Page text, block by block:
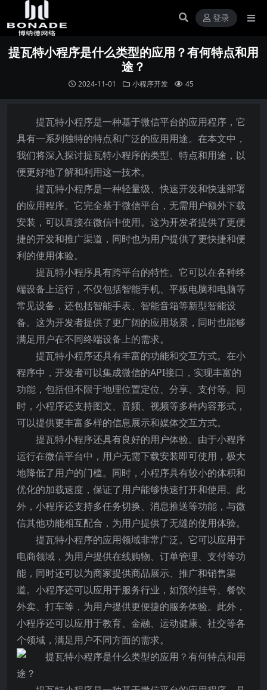
登录
提瓦特小程序是什么类型的应用？有何特点和用
途？
2024-11-01 小程序开发 45
提瓦特小程序是一种基于微信平台的应用程序，它
具有一系列独特的特点和广泛的应用用途。在本文中，
我们将深入探讨提瓦特小程序的类型、特点和用途，以
便更好地了解和利用这一技术。
提瓦特小程序是一种轻量级、快速开发和快速部署
的应用程序。它完全基于微信平台，无需用户额外下载
安装，可以直接在微信中使用。这为开发者提供了更便
捷的开发和推广渠道，同时也为用户提供了更快捷和便
利的使用体验。
提瓦特小程序具有跨平台的特性。它可以在各种终
端设备上运行，不仅包括智能手机、平板电脑和电脑等
常见设备，还包括智能手表、智能音箱等新型智能设
备。这为开发者提供了更广阔的应用场景，同时也能够
满足用户在不同终端设备上的需求。
提瓦特小程序还具有丰富的功能和交互方式。在小
程序中，开发者可以集成微信的API接口，实现丰富的
功能，包括但不限于地理位置定位、分享、支付等。同
时，小程序还支持图文、音频、视频等多种内容形式，
可以提供更丰富多样的信息展示和媒体交互方式。
提瓦特小程序还具有良好的用户体验。由于小程序
运行在微信平台中，用户无需下载安装即可使用，极大
地降低了用户的门槛。同时，小程序具有较小的体积和
优化的加载速度，保证了用户能够快速打开和使用。此
外，小程序还支持多任务切换、消息推送等功能，与微
信其他功能相互配合，为用户提供了无缝的使用体验。
提瓦特小程序的应用领域非常广泛。它可以应用于
电商领域，为用户提供在线购物、订单管理、支付等功
能，同时还可以为商家提供商品展示、推广和销售渠
道。小程序还可以应用于服务行业，如预约挂号、餐饮
外卖、打车等，为用户提供更便捷的服务体验。此外，
小程序还可以应用于教育、金融、运动健康、社交等各
个领域，满足用户不同方面的需求。